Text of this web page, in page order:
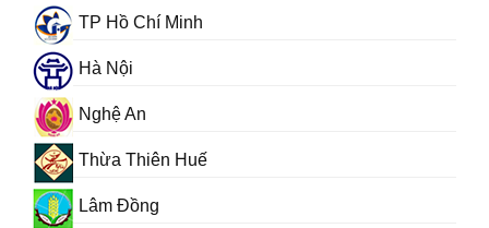
TP Hồ Chí Minh
Hà Nội
Nghệ An
Thừa Thiên Huế
Lâm Đồng